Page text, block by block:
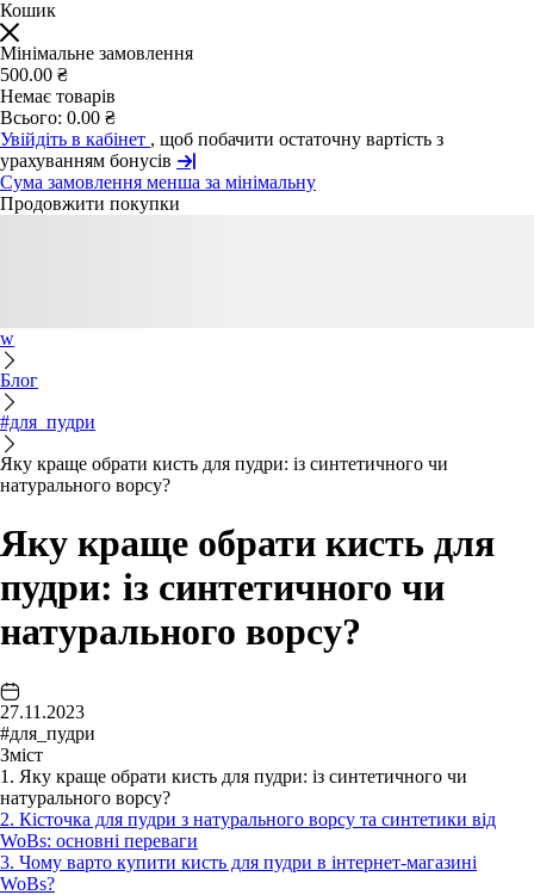
Кошик
Мінімальне замовлення
500.00 ₴
Немає товарів
Всього: 0.00 ₴
Увійдіть в кабінет , щоб побачити остаточну вартість з
урахуванням бонусів
Сума замовлення менша за мінімальну
Продовжити покупки
w
Блог
#для_пудри
Яку краще обрати кисть для пудри: із синтетичного чи
натурального ворсу?
Яку краще обрати кисть для
пудри: із синтетичного чи
натурального ворсу?
27.11.2023
#для_пудри
Зміст
1. Яку краще обрати кисть для пудри: із синтетичного чи
натурального ворсу?
2. Кісточка для пудри з натурального ворсу та синтетики від
WoBs: основні переваги
3. Чому варто купити кисть для пудри в інтернет-магазині
WoBs?